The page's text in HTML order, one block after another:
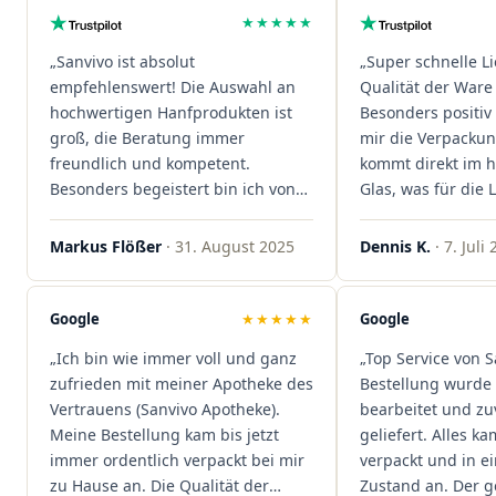
★★★★★
„Sanvivo ist absolut
empfehlenswert! Die Auswahl an
hochwertigen Hanfprodukten ist
groß, die Beratung immer
freundlich und kompetent.
Besonders begeistert bin ich von
der schnellen Rezeptannahme –
alles läuft unkompliziert und
sind extrem zügig, was mir jedes
Mal viel Zeit spart. Man merkt,
Kundenzufriedenheit an erster
Stelle stehen. Vielen Dank an das
Team von Sanvivo – ich bin
rundum begeistert!"
Markus Flößer · 31. August 2025
„Super schnelle
Qualität der
Besonders
mir die
kommt direkt im
Glas, was für die
ist. Ich bestelle
wieder!"
Dennis K. · 7. Juli
Google ★★★★★
„Ich bin wie immer voll und ganz
zufrieden mit meiner Apotheke des
Vertrauens (Sanvivo Apotheke).
Meine Bestellung kam bis jetzt
immer ordentlich verpackt bei mir
zu Hause an. Die Qualität der
Google
„Top Service von
Bestellung wurde
bearbeitet und
geliefert. Alles
verpackt und in
Zustand an. Der